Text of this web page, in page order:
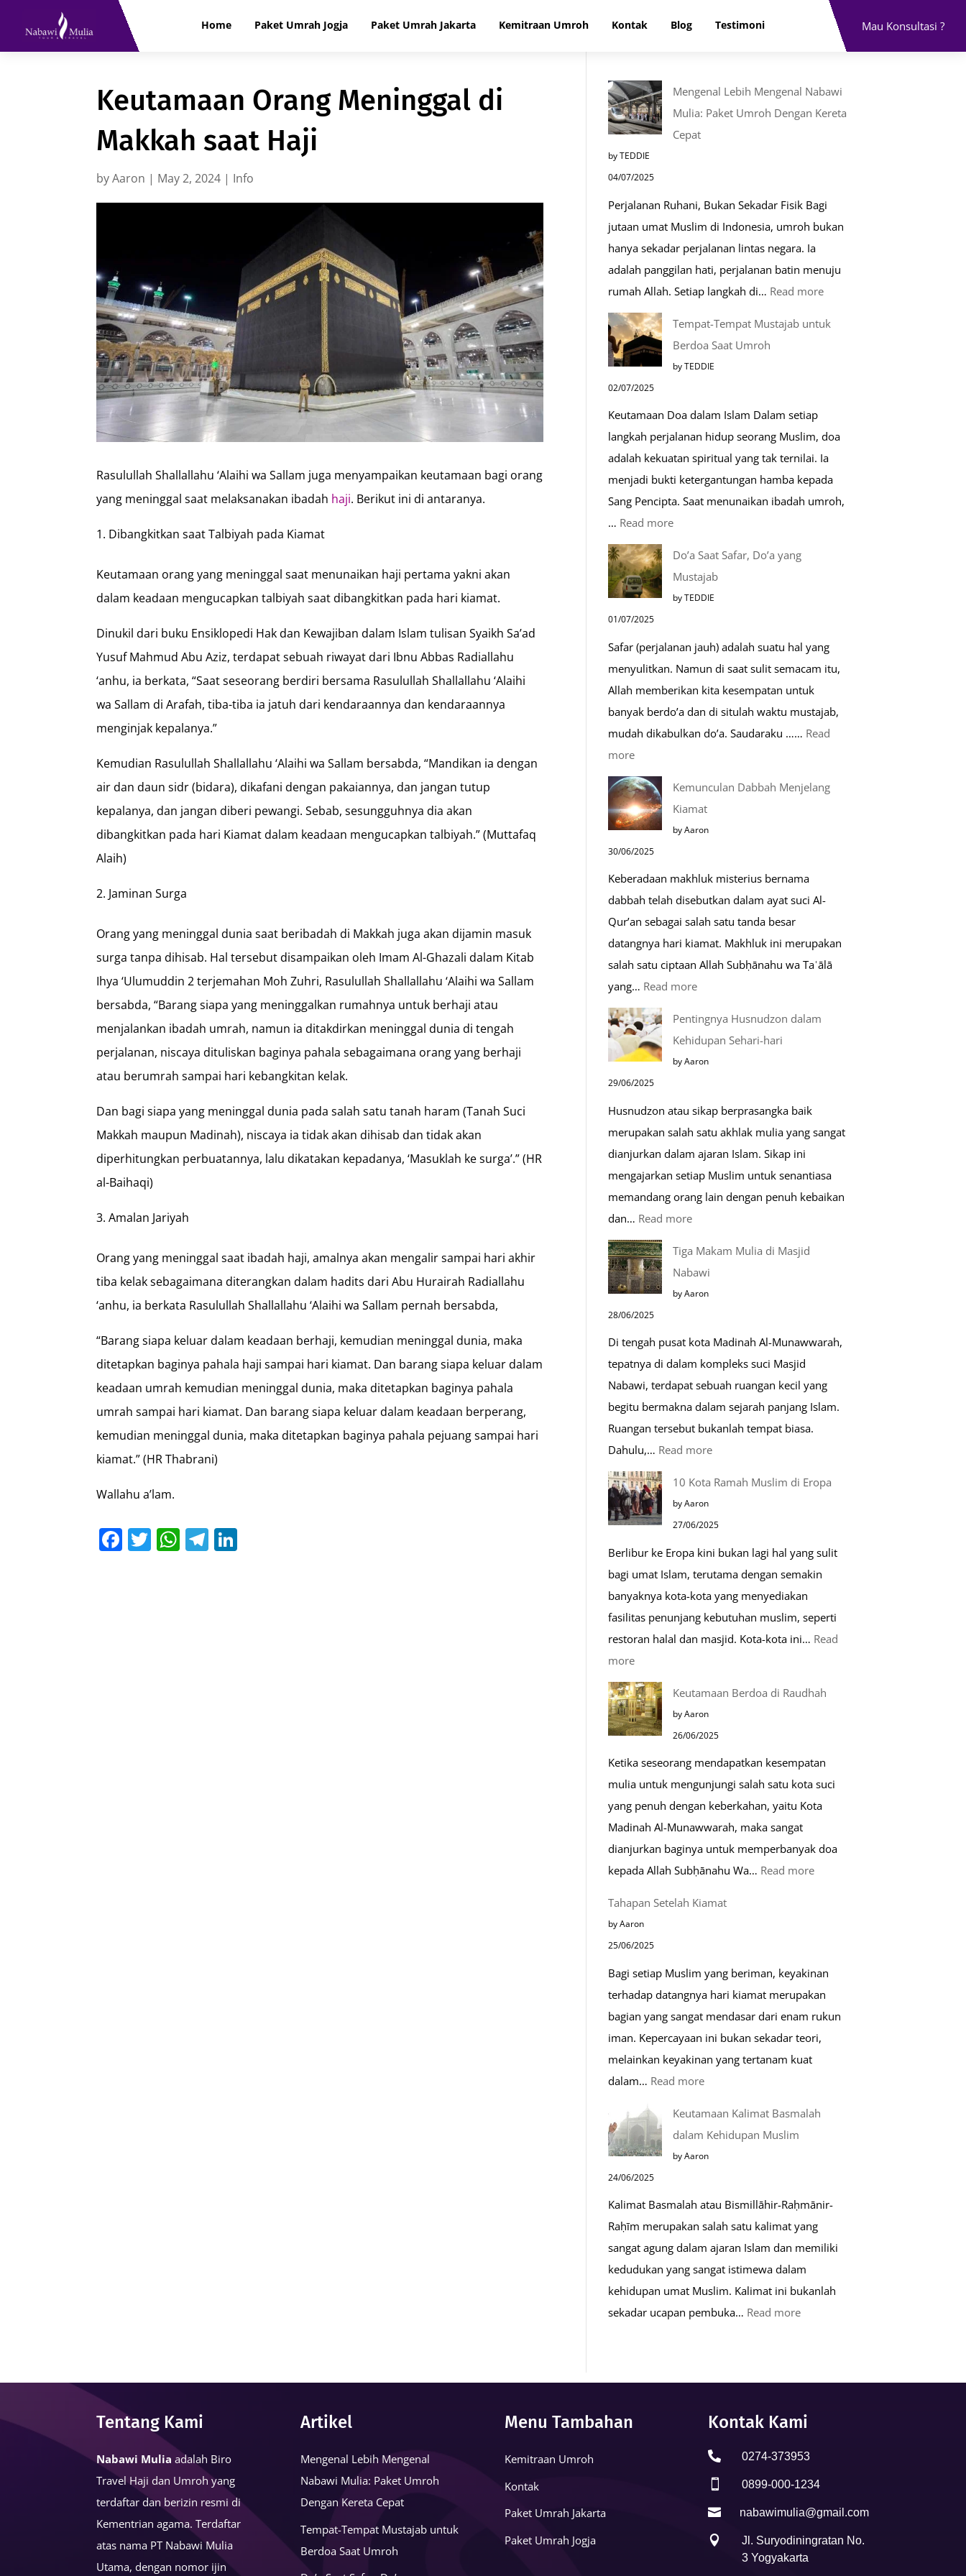
Home Paket Umrah Jogja Paket Umrah Jakarta Kemitraan Umroh Kontak Blog Testimoni Mau Konsultasi ?
Keutamaan Orang Meninggal di
Makkah saat Haji
byAaron | May 2, 2024 | Info
Rasulullah Shallallahu ‘Alaihi wa Sallam juga menyampaikan keutamaan bagi orang
yang meninggal saat melaksanakan ibadah haji. Berikut ini di antaranya.
Dibangkitkan saat Talbiyah pada Kiamat
Keutamaan orang yang meninggal saat menunaikan haji pertama yakni akan
dalam keadaan mengucapkan talbiyah saat dibangkitkan pada hari kiamat.
Dinukil dari buku Ensiklopedi Hak dan Kewajiban dalam Islam tulisan Syaikh Sa’ad
Yusuf Mahmud Abu Aziz, terdapat sebuah riwayat dari Ibnu Abbas Radiallahu
‘anhu, ia berkata, “Saat seseorang berdiri bersama Rasulullah Shallallahu ‘Alaihi
wa Sallam di Arafah, tiba-tiba ia jatuh dari kendaraannya dan kendaraannya
menginjak kepalanya.”
Kemudian Rasulullah Shallallahu ‘Alaihi wa Sallam bersabda, “Mandikan ia dengan
air dan daun sidr (bidara), dikafani dengan pakaiannya, dan jangan tutup
kepalanya, dan jangan diberi pewangi. Sebab, sesungguhnya dia akan
dibangkitkan pada hari Kiamat dalam keadaan mengucapkan talbiyah.” (Muttafaq
Alaih)
Jaminan Surga
Orang yang meninggal dunia saat beribadah di Makkah juga akan dijamin masuk
surga tanpa dihisab. Hal tersebut disampaikan oleh Imam Al-Ghazali dalam Kitab
Ihya ‘Ulumuddin 2 terjemahan Moh Zuhri, Rasulullah Shallallahu ‘Alaihi wa Sallam
bersabda, “Barang siapa yang meninggalkan rumahnya untuk berhaji atau
menjalankan ibadah umrah, namun ia ditakdirkan meninggal dunia di tengah
perjalanan, niscaya dituliskan baginya pahala sebagaimana orang yang berhaji
atau berumrah sampai hari kebangkitan kelak.
Dan bagi siapa yang meninggal dunia pada salah satu tanah haram (Tanah Suci
Makkah maupun Madinah), niscaya ia tidak akan dihisab dan tidak akan
diperhitungkan perbuatannya, lalu dikatakan kepadanya, ‘Masuklah ke surga’.” (HR
al-Baihaqi)
Amalan Jariyah
Orang yang meninggal saat ibadah haji, amalnya akan mengalir sampai hari akhir
tiba kelak sebagaimana diterangkan dalam hadits dari Abu Hurairah Radiallahu
‘anhu, ia berkata Rasulullah Shallallahu ‘Alaihi wa Sallam pernah bersabda,
“Barang siapa keluar dalam keadaan berhaji, kemudian meninggal dunia, maka
ditetapkan baginya pahala haji sampai hari kiamat. Dan barang siapa keluar dalam
keadaan umrah kemudian meninggal dunia, maka ditetapkan baginya pahala
umrah sampai hari kiamat. Dan barang siapa keluar dalam keadaan berperang,
kemudian meninggal dunia, maka ditetapkan baginya pahala pejuang sampai hari
kiamat.” (HR Thabrani)
Wallahu a’lam.
Facebook
Twitter
WhatsApp
Telegram
Mengenal Lebih Mengenal Nabawi
Mulia: Paket Umroh Dengan Kereta
Cepat
by TEDDIE
04/07/2025
Perjalanan Ruhani, Bukan Sekadar Fisik Bagi
jutaan umat Muslim di Indonesia, umroh bukan
hanya sekadar perjalanan lintas negara. Ia
adalah panggilan hati, perjalanan batin menuju
rumah Allah. Setiap langkah di… Read more:
Umroh
Dengan
Kereta
Cepat
Tempat-Tempat Mustajab untuk
Berdoa Saat Umroh
by TEDDIE
02/07/2025
Keutamaan Doa dalam Islam Dalam setiap
langkah perjalanan hidup seorang Muslim, doa
adalah kekuatan spiritual yang tak ternilai. Ia
menjadi bukti ketergantungan hamba kepada
Sang Pencipta. Saat menunaikan ibadah umroh,
… Read more:
Mustajab
Saat
Umroh
Do’a Saat Safar, Do’a yang
Mustajab
by TEDDIE
01/07/2025
Safar (perjalanan jauh) adalah suatu hal yang
menyulitkan. Namun di saat sulit semacam itu,
Allah memberikan kita kesempatan untuk
banyak berdo’a dan di situlah waktu mustajab,
mudah dikabulkan do’a. Saudaraku …… Read
more:
Do’a
Saat
Safar,
Mustajab
Kemunculan Dabbah Menjelang
Kiamat
by Aaron
30/06/2025
Keberadaan makhluk misterius bernama
dabbah telah disebutkan dalam ayat suci Al-
Qur’an sebagai salah satu tanda besar
datangnya hari kiamat. Makhluk ini merupakan
salah satu ciptaan Allah Subḥānahu wa Taʿālā
yang… Read more:
Dabbah
Menjelang
Pentingnya Husnudzon dalam
Kehidupan Sehari-hari
by Aaron
29/06/2025
Husnudzon atau sikap berprasangka baik
merupakan salah satu akhlak mulia yang sangat
dianjurkan dalam ajaran Islam. Sikap ini
mengajarkan setiap Muslim untuk senantiasa
memandang orang lain dengan penuh kebaikan
dan… Read more:
hari
Tiga Makam Mulia di Masjid
Nabawi
by Aaron
28/06/2025
Di tengah pusat kota Madinah Al-Munawwarah,
tepatnya di dalam kompleks suci Masjid
Nabawi, terdapat sebuah ruangan kecil yang
begitu bermakna dalam sejarah panjang Islam.
Ruangan tersebut bukanlah tempat biasa.
Dahulu,… Read more:
Masjid
Nabawi
10 Kota Ramah Muslim di Eropa
by Aaron
27/06/2025
Berlibur ke Eropa kini bukan lagi hal yang sulit
bagi umat Islam, terutama dengan semakin
banyaknya kota-kota yang menyediakan
fasilitas penunjang kebutuhan muslim, seperti
restoran halal dan masjid. Kota-kota ini… Read
more:
10
Kota
Ramah
di
Eropa
Keutamaan Berdoa di Raudhah
by Aaron
26/06/2025
Ketika seseorang mendapatkan kesempatan
mulia untuk mengunjungi salah satu kota suci
yang penuh dengan keberkahan, yaitu Kota
Madinah Al-Munawwarah, maka sangat
dianjurkan baginya untuk memperbanyak doa
kepada Allah Subḥānahu Wa… Read more:
Tahapan Setelah Kiamat
by Aaron
25/06/2025
Bagi setiap Muslim yang beriman, keyakinan
terhadap datangnya hari kiamat merupakan
bagian yang sangat mendasar dari enam rukun
iman. Kepercayaan ini bukan sekadar teori,
melainkan keyakinan yang tertanam kuat
dalam… Read more:
Keutamaan Kalimat Basmalah
dalam Kehidupan Muslim
by Aaron
24/06/2025
Kalimat Basmalah atau Bismillāhir-Raḥmānir-
Raḥīm merupakan salah satu kalimat yang
sangat agung dalam ajaran Islam dan memiliki
kedudukan yang sangat istimewa dalam
kehidupan umat Muslim. Kalimat ini bukanlah
sekadar ucapan pembuka… Read more:
Kehidupan
Tentang Kami
Nabawi Mulia adalah Biro
Travel Haji dan Umroh yang
terdaftar dan berizin resmi di
Kementrian agama. Terdaftar
atas nama PT Nabawi Mulia
Utama, dengan nomor ijin
Artikel
Mengenal Lebih Mengenal
Nabawi Mulia: Paket Umroh
Dengan Kereta Cepat
Tempat-Tempat Mustajab untuk
Berdoa Saat Umroh
Menu Tambahan
Kemitraan Umroh
Kontak
Paket Umrah Jakarta
Paket Umrah Jogja
Kontak Kami
 0274-373953
 0899-000-1234
 nabawimulia@gmail.com

Jl. Suryodiningratan No.
3 Yogyakarta